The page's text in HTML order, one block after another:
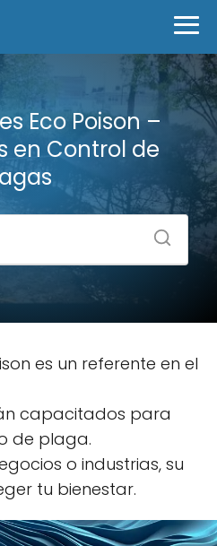
Eco Poison –
en Control de
es un referente en el
capacitados para
de plaga.
o industrias, su
tu bienestar.